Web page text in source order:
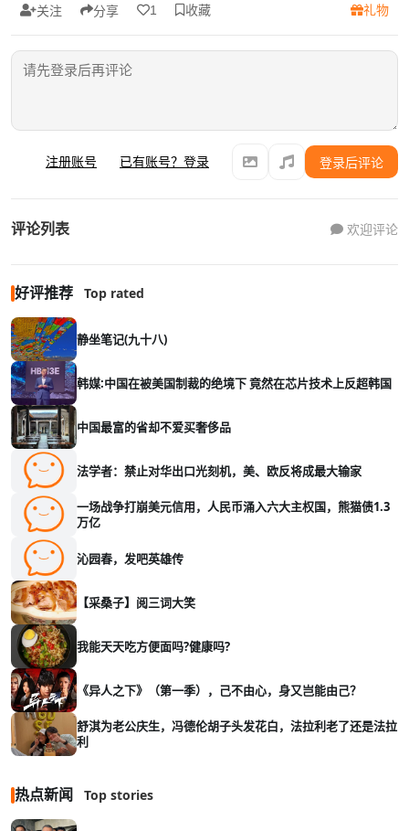
关注 分享 1 收藏 礼物
注册账号 已有账号？登录 登录后评论
评论列表 欢迎评论
好评推荐 Top rated
静坐笔记(九十八)
韩媒:中国在被美国制裁的绝境下 竟然在芯片技术上反超韩国
中国最富的省却不爱买奢侈品
法学者：禁止对华出口光刻机，美、欧反将成最大输家
一场战争打崩美元信用，人民币涌入六大主权国，熊猫债1.3
万亿
沁园春，发吧英雄传
【采桑子】阅三词大笑
我能天天吃方便面吗?健康吗?
《异人之下》（第一季），己不由心，身又岂能由己？
舒淇为老公庆生，冯德伦胡子头发花白，法拉利老了还是法拉
利
热点新闻 Top stories